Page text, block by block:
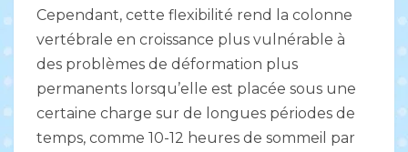
Cependant, cette flexibilité rend la colonne
vertébrale en croissance plus vulnérable à
des problèmes de déformation plus
permanents lorsqu’elle est placée sous une
certaine charge sur de longues périodes de
temps, comme 10-12 heures de sommeil par